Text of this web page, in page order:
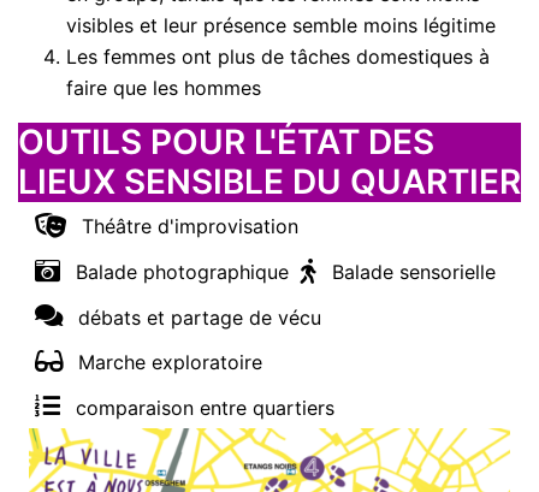
visibles et leur présence semble moins légitime
Les femmes ont plus de tâches domestiques à
faire que les hommes
OUTILS POUR L'ÉTAT DES
LIEUX SENSIBLE DU QUARTIER
Théâtre d'improvisation
Balade photographique
Balade sensorielle
débats et partage de vécu
Marche exploratoire
comparaison entre quartiers